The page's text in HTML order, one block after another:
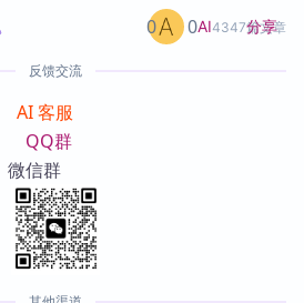
AI4347篇文章
0 0 分享
反馈交流
AI 客服
QQ群
微信群